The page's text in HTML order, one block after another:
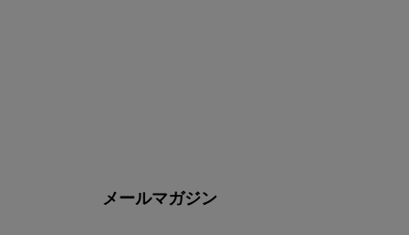
メールマガジン